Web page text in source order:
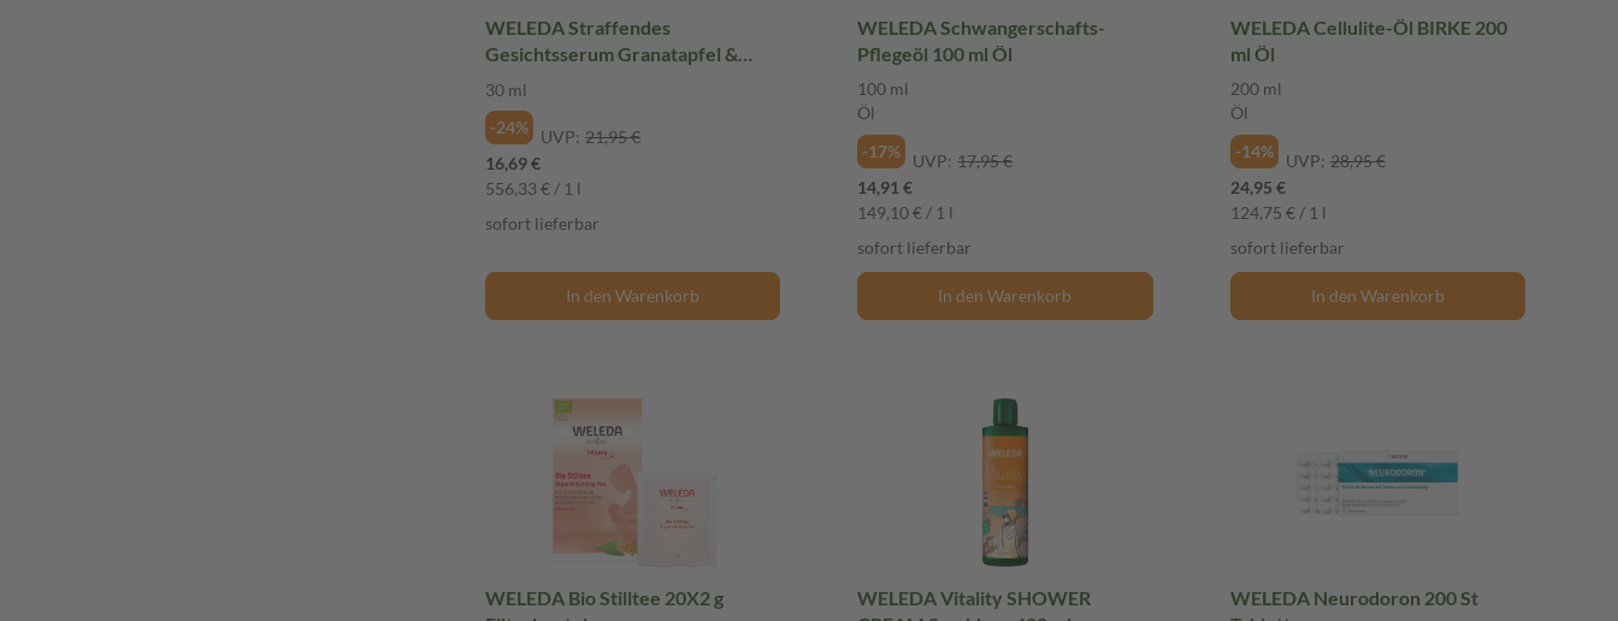
WELEDA Straffendes
Gesichtsserum Granatapfel &
Maca-Peptide 30 ml
30 ml
-24%
UVP: 21,95 €
16,69 €
556,33 € / 1 l
sofort lieferbar
In den Warenkorb
WELEDA Schwangerschafts-
Pflegeöl 100 ml Öl
100 ml
Öl
-17%
UVP: 17,95 €
14,91 €
149,10 € / 1 l
sofort lieferbar
In den Warenkorb
WELEDA Cellulite-Öl BIRKE 200
ml Öl
200 ml
Öl
-14%
UVP: 28,95 €
24,95 €
124,75 € / 1 l
sofort lieferbar
In den Warenkorb
WELEDA Bio Stilltee 20X2 g
WELEDA Vitality SHOWER
WELEDA Neurodoron 200 St